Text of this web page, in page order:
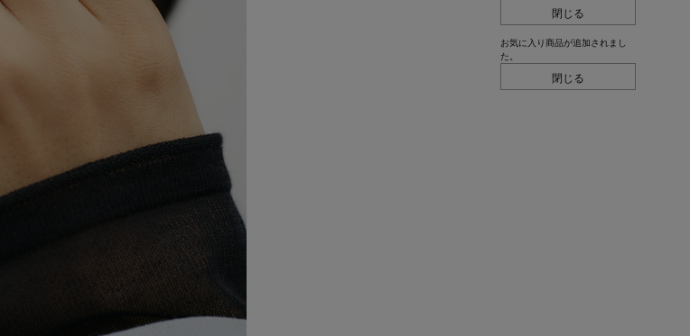
閉じる
お気に入り商品が追加されまし
た。
閉じる